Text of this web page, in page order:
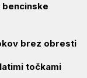
bencinske
brez obresti
točkami